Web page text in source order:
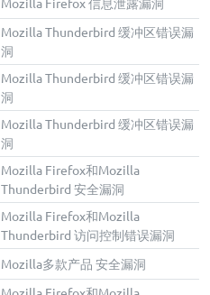
Mozilla Thunderbird 缓冲区错误漏
洞
Mozilla Thunderbird 缓冲区错误漏
洞
Mozilla Thunderbird 缓冲区错误漏
洞
Mozilla Firefox和Mozilla
Thunderbird 安全漏洞
Mozilla Firefox和Mozilla
Thunderbird 访问控制错误漏洞
Mozilla多款产品 安全漏洞